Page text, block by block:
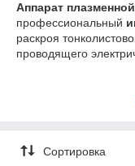
Аппарат
профессиональный
раскроя
проводящего
а также меди,
Плазменная резка—
посредством
является
Сортировка